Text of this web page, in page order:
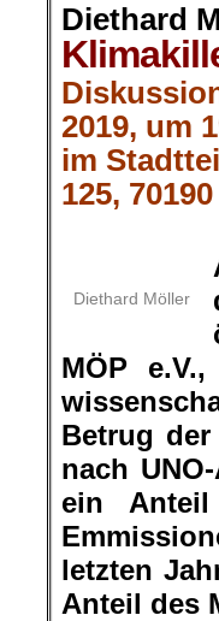
Diethard
2019, um
im
125,
Diethard Möller
MÖP
Betrug
nach
ein
letzten
Anteil des